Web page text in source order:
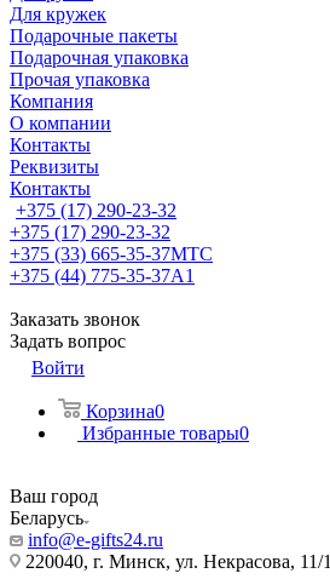
Для кружек
Подарочные пакеты
Подарочная упаковка
Прочая упаковка
Компания
О компании
Контакты
Реквизиты
Контакты
+375 (17) 290-23-32
+375 (17) 290-23-32
+375 (33) 665-35-37МТС
+375 (44) 775-35-37А1
Заказать звонок
Задать вопрос
Войти
Корзина0
Избранные товары0
Ваш город
Беларусь
info@e-gifts24.ru
220040, г. Минск, ул. Некрасова, 11/1